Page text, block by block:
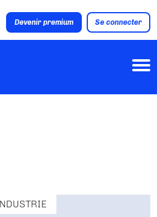
Devenir premium Se connecter